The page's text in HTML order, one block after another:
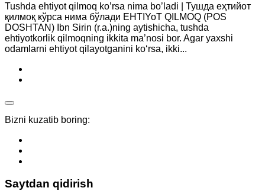
Tushda ehtiyot qilmoq ko’rsa nima bo’ladi | Тушда еҳтийот
қилмоқ кўрса нима бўлади EHTIYoT QILMOQ (POS
DOSHTAN) Ibn Sirin (r.a.)ning aytishicha, tushda
ehtiyotkorlik qilmoqning ikkita ma’nosi bor. Agar yaxshi
odamlarni ehtiyot qilayotganini ko‘rsa, ikki...
Bizni kuzatib boring:
Saytdan qidirish